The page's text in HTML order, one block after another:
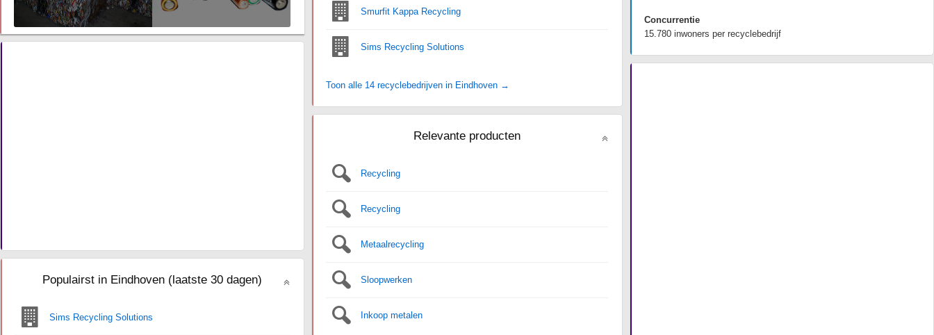
Populairst in Eindhoven (laatste 30 dagen)
Sims Recycling Solutions
Smurfit Kappa Recycling
Sims Recycling Solutions
Toon alle 14 recyclebedrijven in Eindhoven →
Relevante producten
Recycling
Recycling
Metaalrecycling
Sloopwerken
Inkoop metalen
Concurrentie
15.780 inwoners per recyclebedrijf